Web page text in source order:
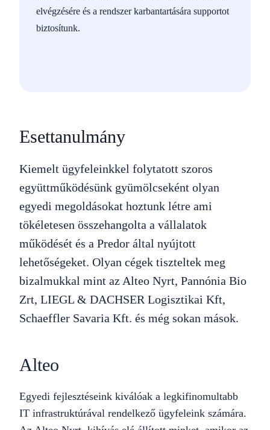
elvégzésére és a rendszer karbantartására supportot
biztosítunk.
Esettanulmány
Kiemelt ügyfeleinkkel folytatott szoros
együttműködésünk gyümölcseként olyan
egyedi megoldásokat hoztunk létre ami
tökéletesen összehangolta a vállalatok
működését és a Predor által nyújtott
lehetőségeket. Olyan cégek tiszteltek meg
bizalmukkal mint az Alteo Nyrt, Pannónia Bio
Zrt, LIEGL & DACHSER Logisztikai Kft,
Schaeffler Savaria Kft. és még sokan mások.
Alteo
Egyedi fejlesztéseink kiválóak a legkifinomultabb
IT infrastruktúrával rendelkező ügyfeleink számára.